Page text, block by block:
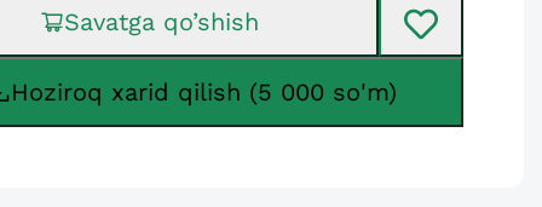
Savatga qo’shish
Hoziroq xarid qilish (5 000 so'm)